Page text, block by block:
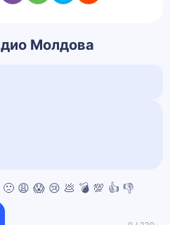
Молдова
🙁 😩 😱 😢 💩 💣 💯 👍 👎